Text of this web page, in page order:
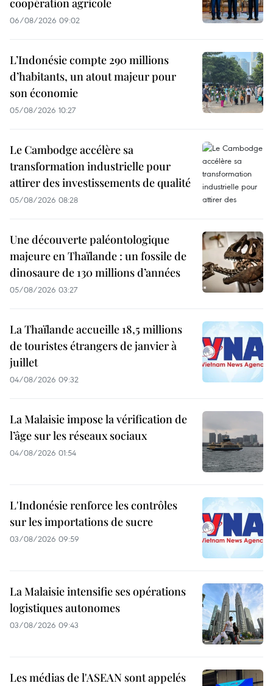
coopération agricole
06/08/2026 09:02
L’Indonésie compte 290 millions
d’habitants, un atout majeur pour
son économie
05/08/2026 10:27
Le Cambodge accélère sa
transformation industrielle pour
attirer des investissements de qualité
05/08/2026 08:28
Une découverte paléontologique
majeure en Thaïlande : un fossile de
dinosaure de 130 millions d’années
05/08/2026 03:27
La Thaïlande accueille 18,5 millions
de touristes étrangers de janvier à
juillet
04/08/2026 09:32
La Malaisie impose la vérification de
l’âge sur les réseaux sociaux
04/08/2026 01:54
L'Indonésie renforce les contrôles
sur les importations de sucre
03/08/2026 09:59
La Malaisie intensifie ses opérations
logistiques autonomes
03/08/2026 09:43
Les médias de l'ASEAN sont appelés